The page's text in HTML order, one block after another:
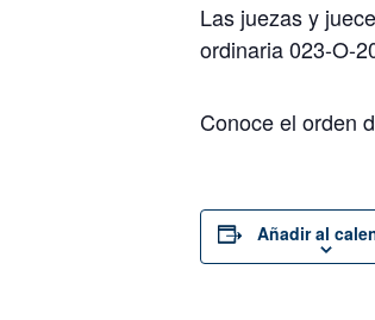
Las juezas y
ordinaria 023-O-
Conoce el orden
Añadir al